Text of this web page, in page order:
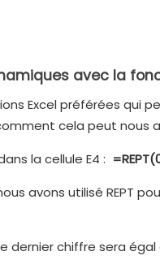
avec la
Excel préférées qui
cela peut nous
la cellule E4 :
avons utilisé REPT
dernier chiffre sera